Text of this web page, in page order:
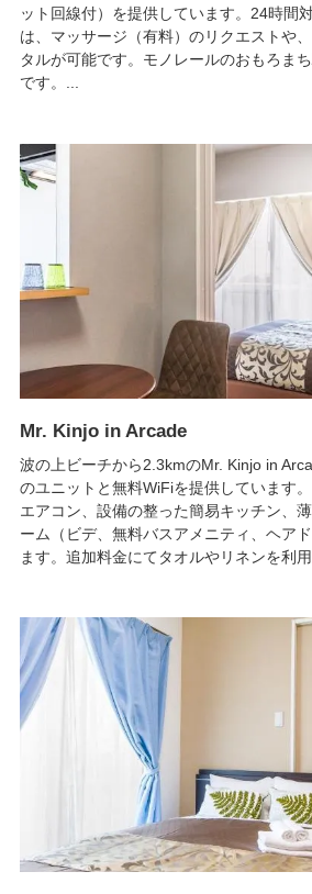
ット回線付）を提供しています。24時間
は、マッサージ（有料）のリクエストや
タルが可能です。モノレールのおもろま
です。...
Mr. Kinjo in Arcade
波の上ビーチから2.3kmのMr. Kinjo in
のユニットと無料WiFiを提供しています
エアコン、設備の整った簡易キッチン、
ーム（ビデ、無料バスアメニティ、ヘア
ます。追加料金にてタオルやリネンを利